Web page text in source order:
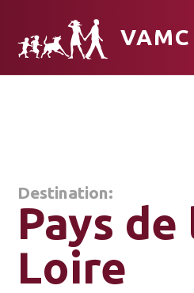
VAMC
Destination:
Pays de
Loire